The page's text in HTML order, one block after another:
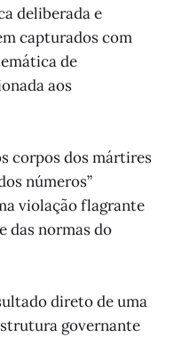
deliberada e
capturados com
de
aos
corpos dos mártires
números”
violação flagrante
das normas do
direto de uma
governante